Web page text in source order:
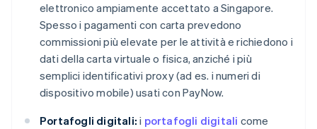
elettronico ampiamente accettato a Singapore.
Spesso i pagamenti con carta prevedono
commissioni più elevate per le attività e richiedono i
dati della carta virtuale o fisica, anziché i più
semplici identificativi proxy (ad es. i numeri di
dispositivo mobile) usati con PayNow.
Portafogli digitali: i portafogli digitali come